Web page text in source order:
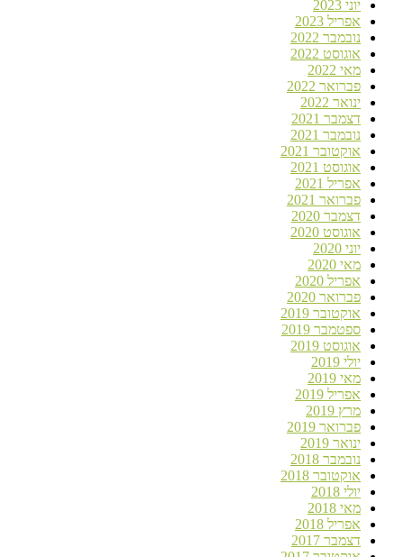
יוני 2023
אפריל 2023
נובמבר 2022
אוגוסט 2022
מאי 2022
פברואר 2022
ינואר 2022
דצמבר 2021
נובמבר 2021
אוקטובר 2021
אוגוסט 2021
אפריל 2021
פברואר 2021
דצמבר 2020
אוגוסט 2020
יוני 2020
מאי 2020
אפריל 2020
פברואר 2020
אוקטובר 2019
ספטמבר 2019
אוגוסט 2019
יולי 2019
מאי 2019
אפריל 2019
מרץ 2019
פברואר 2019
ינואר 2019
נובמבר 2018
אוקטובר 2018
יולי 2018
מאי 2018
אפריל 2018
דצמבר 2017